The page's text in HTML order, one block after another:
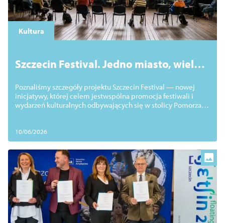
Zamknij
Kultura
Szczecin Festival. Jedno miasto, wiele
Poznaliśmy szczegóły projektu Szczecin Festival — nowej
inicjatywy, której celem jestwspólna promocja festiwali i
wydarzeń kulturalnych odbywających się w stolicy Pomorza
10/06/2026